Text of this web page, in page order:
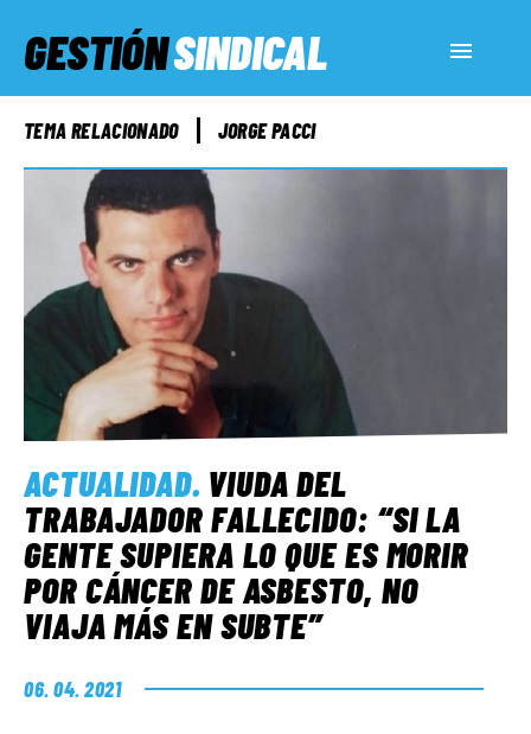
GESTIÓNSINDICAL
ACTUALIDAD
SERVICIOS SOCIALES
INFORMES ESPECIALES
FUERA DE MEGÁFONO
EL LADO «G»
TEMA RELACIONADO JORGE PACCI
ACTUALIDAD. VIUDA DEL
TRABAJADOR FALLECIDO: “SI LA
GENTE SUPIERA LO QUE ES MORIR
POR CÁNCER DE ASBESTO, NO
VIAJA MÁS EN SUBTE”
06. 04. 2021